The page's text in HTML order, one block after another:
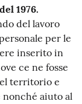
1976.
del lavoro
per le
inserito in
ce ne fosse
territorio e
aiuto al